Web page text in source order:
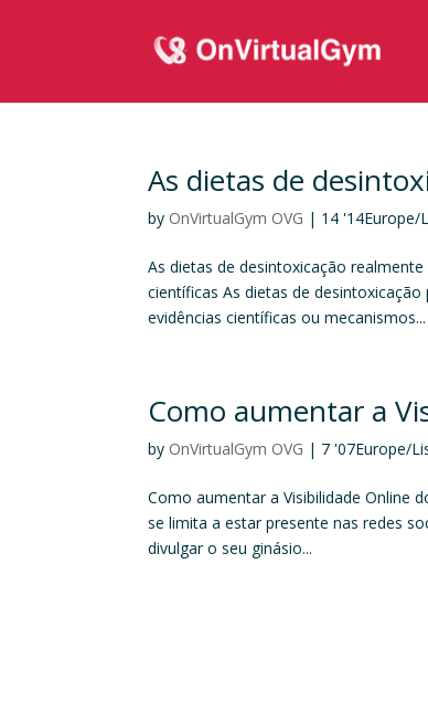
As dietas de
by OnVirtualGym OVG | 14 '14Europe/
As dietas de desintoxicação
científicas As dietas de
evidências científicas ou mecanismos...
Como aumentar a
by OnVirtualGym OVG | 7 '07Europe/
Como aumentar a Visibilidade Online
se limita a estar presente nas redes
divulgar o seu ginásio...